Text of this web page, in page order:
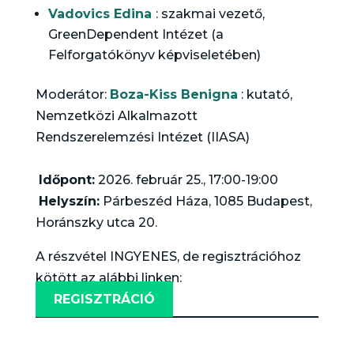
Vadovics Edina : szakmai vezető,
GreenDependent Intézet (a
Felforgatókönyv képviseletében)
Moderátor: Boza-Kiss Benigna : kutató,
Nemzetközi Alkalmazott
Rendszerelemzési Intézet (IIASA)
Időpont:2026. február 25., 17:00-19:00
Helyszín:Párbeszéd Háza, 1085 Budapest,
Horánszky utca 20.
A részvétel INGYENES, de regisztrációhoz
kötött az alábbi linken:
REGISZTRÁCIÓ